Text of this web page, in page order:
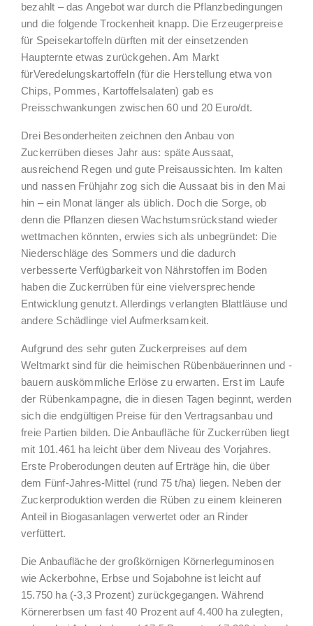
bezahlt – das Angebot war durch die Pflanzbedingungen
und die folgende Trockenheit knapp. Die Erzeugerpreise
für Speisekartoffeln dürften mit der einsetzenden
Haupternte etwas zurückgehen. Am Markt
fürVeredelungskartoffeln (für die Herstellung etwa von
Chips, Pommes, Kartoffelsalaten) gab es
Preisschwankungen zwischen 60 und 20 Euro/dt.
Drei Besonderheiten zeichnen den Anbau von
Zuckerrüben dieses Jahr aus: späte Aussaat,
ausreichend Regen und gute Preisaussichten. Im kalten
und nassen Frühjahr zog sich die Aussaat bis in den Mai
hin – ein Monat länger als üblich. Doch die Sorge, ob
denn die Pflanzen diesen Wachstumsrückstand wieder
wettmachen könnten, erwies sich als unbegründet: Die
Niederschläge des Sommers und die dadurch
verbesserte Verfügbarkeit von Nährstoffen im Boden
haben die Zuckerrüben für eine vielversprechende
Entwicklung genutzt. Allerdings verlangten Blattläuse und
andere Schädlinge viel Aufmerksamkeit.
Aufgrund des sehr guten Zuckerpreises auf dem
Weltmarkt sind für die heimischen Rübenbäuerinnen und -
bauern auskömmliche Erlöse zu erwarten. Erst im Laufe
der Rübenkampagne, die in diesen Tagen beginnt, werden
sich die endgültigen Preise für den Vertragsanbau und
freie Partien bilden. Die Anbaufläche für Zuckerrüben liegt
mit 101.461 ha leicht über dem Niveau des Vorjahres.
Erste Proberodungen deuten auf Erträge hin, die über
dem Fünf-Jahres-Mittel (rund 75 t/ha) liegen. Neben der
Zuckerproduktion werden die Rüben zu einem kleineren
Anteil in Biogasanlagen verwertet oder an Rinder
verfüttert.
Die Anbaufläche der großkörnigen Körnerleguminosen
wie Ackerbohne, Erbse und Sojabohne ist leicht auf
15.750 ha (-3,3 Prozent) zurückgegangen. Während
Körnererbsen um fast 40 Prozent auf 4.400 ha zulegten,